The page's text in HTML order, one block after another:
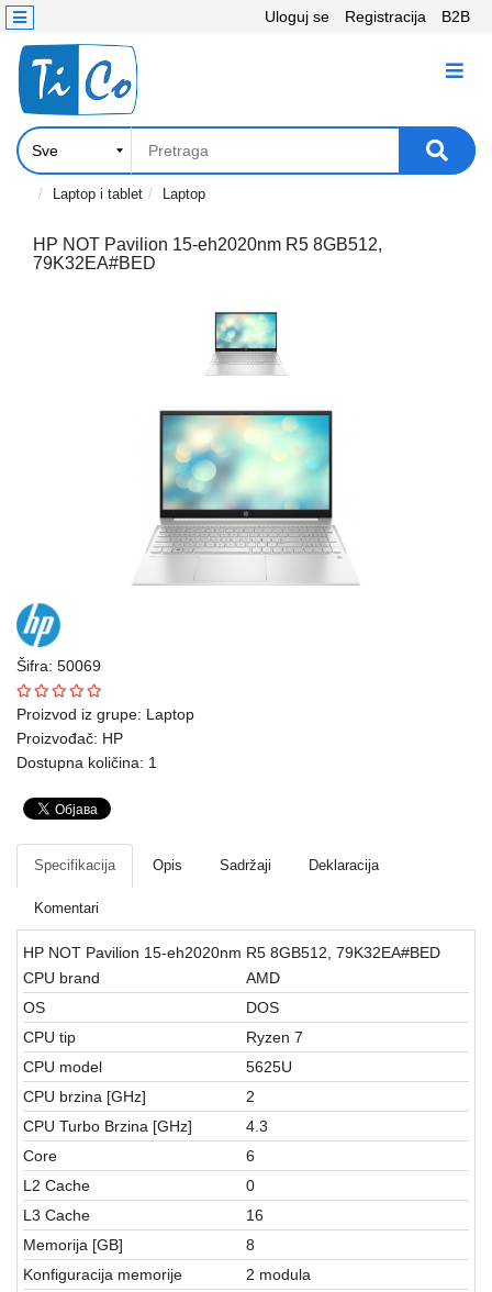
Uloguj se Registracija B2B
KATEGORIJE
Računari,
Komponente
Laptop
tablet
Telefoni
oprema
Mrežna
oprema
Gaming
Fotoaparati
i
kamere
Kućni
aparati
Software
Sve
kategorije
Kontakt
Laptop i tablet Laptop
HP NOT Pavilion 15-eh2020nm R5 8GB512,
79K32EA#BED
Šifra: 50069
Proizvod iz grupe: Laptop
Proizvođač: HP
Dostupna količina: 1
Specifikacija Opis Sadržaji Deklaracija
Komentari
HP NOT Pavilion 15-eh2020nm R5 8GB512, 79K32EA#BED
CPU brand
AMD
OS
DOS
CPU tip
Ryzen 7
CPU model
5625U
CPU brzina [GHz]
2
CPU Turbo Brzina [GHz]
4.3
Core
6
L2 Cache
0
L3 Cache
16
Memorija [GB]
8
Konfiguracija memorije
2 modula